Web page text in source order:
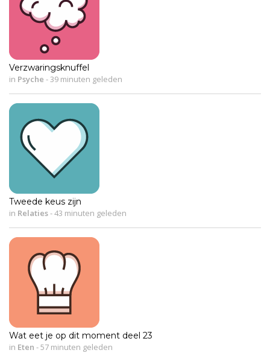
Verzwaringsknuffel
in Psyche - 39 minuten geleden
Tweede keus zijn
in Relaties-43 minuten geleden
Wat eet je op dit moment deel 23
in Eten -57 minuten geleden